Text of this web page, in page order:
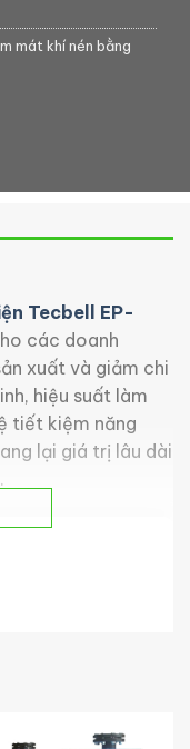
mát khí nén bằng
Tecbell EP-
các doanh
xuất và giảm chi
hiệu suất làm
tiết kiệm năng
lại giá trị lâu dài